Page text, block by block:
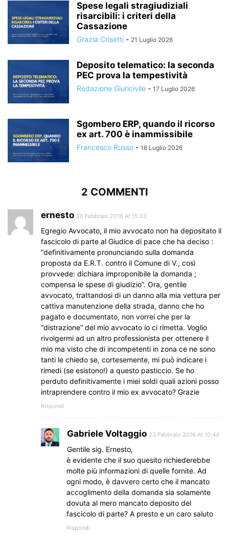
Spese legali stragiudiziali
risarcibili: i criteri della
Cassazione
Grazia Crisetti - 21 Luglio 2026
Deposito telematico: la seconda
PEC prova la tempestività
Redazione Giuricivile - 17 Luglio 2026
Sgombero ERP, quando il ricorso
ex art. 700 è inammissibile
Francesco Russo - 16 Luglio 2026
2 COMMENTI
ernesto 20 Febbraio 2016 At 15:03
Egregio Avvocato, il mio avvocato non ha depositato il
fascicolo di parte al Giudice di pace che ha deciso :
“definitivamente pronunciando sulla domanda
proposta da E.R.T. contro il Comune di V., così
provvede: dichiara improponibile la domanda ;
compensa le spese di giudizio”. Ora, gentile
avvocato, trattandosi di un danno alla mia vettura per
cattiva manutenzione della strada, danno che ho
pagato e documentato, non vorrei che per la
“distrazione” del mio avvocato io ci rimetta. Voglio
rivolgermi ad un altro professionista per ottenere il
mio ma visto che di incompetenti in zona ce ne sono
tanti le chiedo se, cortesemente, mi può indicare i
rimedi (se esistono!) a questo pasticcio. Se ho
perduto definitivamente i miei soldi quali azioni posso
intraprendere contro il mio ex avvocato? Grazie
Rispondi
Gabriele Voltaggio 23 Febbraio 2016 At 10:44
Gentile sig. Ernesto,
è evidente che il suo quesito richiederebbe
molte più informazioni di quelle fornite. Ad
ogni modo, è davvero certo che il mancato
accoglimento della domanda sia solamente
dovuta al mero mancato deposito del
fascicolo di parte? A presto e un caro saluto
Rispondi